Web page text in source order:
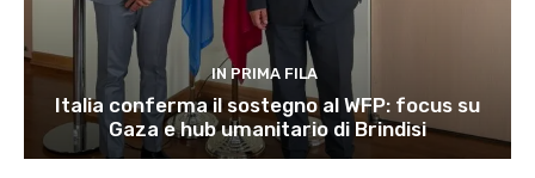
IN PRIMA FILA
Italia conferma il sostegno al WFP: focus su
Gaza e hub umanitario di Brindisi